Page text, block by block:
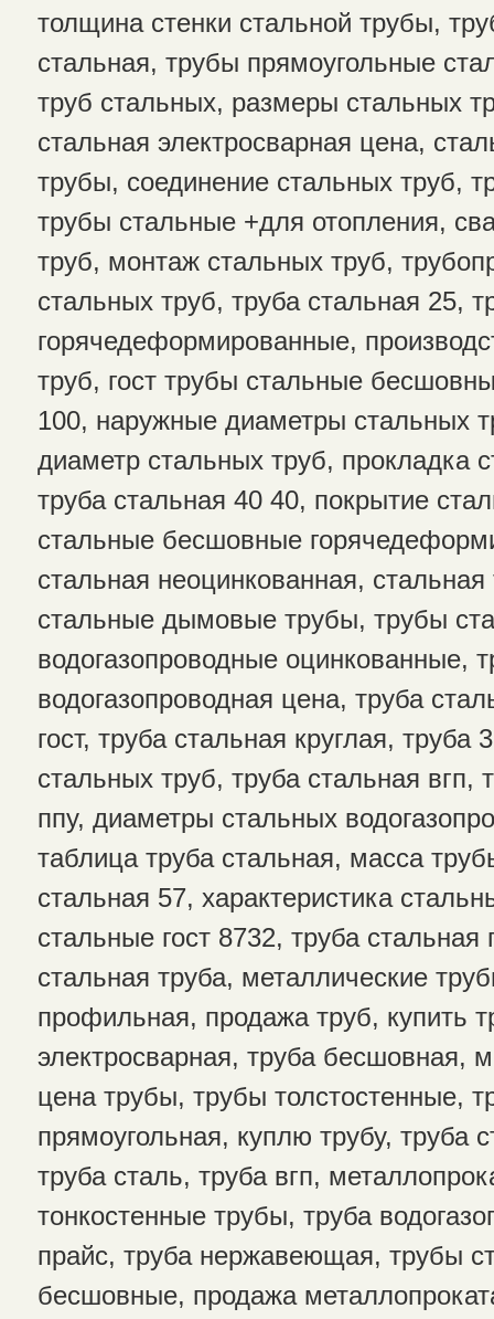
толщина стенки стальной трубы,
стальная, трубы прямоугольные
труб стальных, размеры стальных
стальная электросварная цена,
трубы, соединение стальных труб,
трубы стальные +для отопления,
труб, монтаж стальных труб,
стальных труб, труба стальная 25,
горячедеформированные,
труб, гост трубы стальные
100, наружные диаметры стальных
диаметр стальных труб, прокладка
труба стальная 40 40, покрытие
стальные бесшовные
стальная неоцинкованная, стальная
стальные дымовые трубы, трубы
водогазопроводные оцинкованные,
водогазопроводная цена, труба
гост, труба стальная круглая, труба
стальных труб, труба стальная вгп,
ппу, диаметры стальных
таблица труба стальная, масса
стальная 57, характеристика
стальные гост 8732, труба
стальная труба, металлические
профильная, продажа труб, купить
электросварная, труба бесшовная,
цена трубы, трубы толстостенные,
прямоугольная, куплю трубу, труба
труба сталь, труба вгп,
тонкостенные трубы, труба
прайс, труба нержавеющая, трубы
бесшовные, продажа